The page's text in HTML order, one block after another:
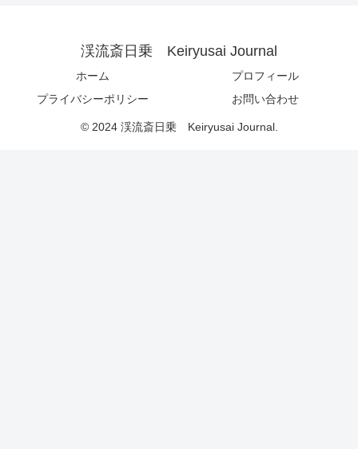
渓流斎日乗 Keiryusai Journal
ホーム
プロフィール
プライバシーポリシー
お問い合わせ
© 2024 渓流斎日乗 Keiryusai Journal.